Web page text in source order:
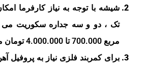
شیشه با توجه به نیاز کارفرما
تک ، دو و سه جداره سکوریت می
مربع 700.000 تا 4.000.000 تومان می باشد.
برای کمربند فلزی نیاز به پروفیل